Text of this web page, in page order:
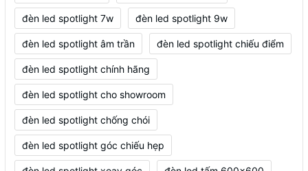
đèn led spotlight 7w đèn led spotlight 9w
đèn led spotlight âm trần đèn led spotlight chiếu điểm
đèn led spotlight chính hãng
đèn led spotlight cho showroom
đèn led spotlight chống chói
đèn led spotlight góc chiếu hẹp